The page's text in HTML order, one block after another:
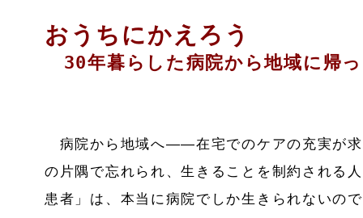
おうちにかえろう
30年暮らした病院から地域に帰
病院から地域へ――在宅でのケアの充実が求
の片隅で忘れられ、生きることを制約される
患者」は、本当に病院でしか生きられないの